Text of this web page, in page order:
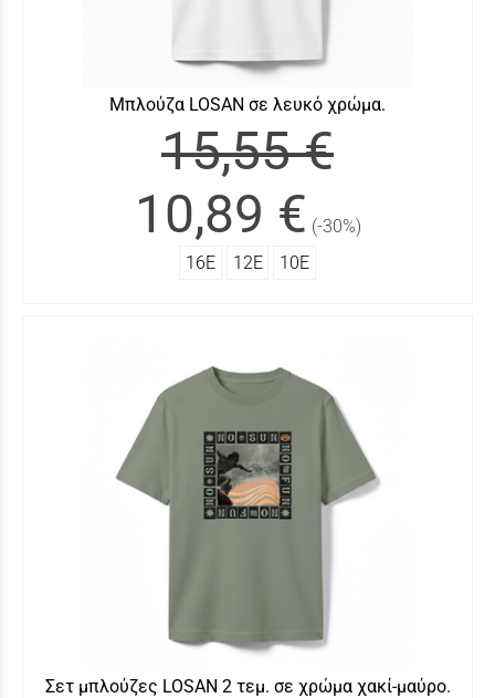
Μπλούζα LOSΑΝ σε λευκό χρώμα.
15,55 €
10,89 € (-30%)
16Ε
12Ε 10Ε
Σετ μπλούζες LOSAN 2 τεμ. σε χρώμα χακί-μαύρο.